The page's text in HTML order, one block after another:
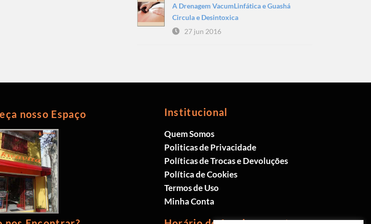
A Drenagem VacumLinfática e Guashá
Circula e Desintoxica
27 jun 2016
nosso Espaço Institucional
Quem Somos
Politicas de Privacidade
Políticas de Trocas e Devoluções
Política de Cookies
Termos de Uso
Minha Conta